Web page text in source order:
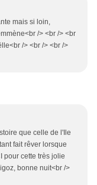
mais si loin,
/> <br /> <br
/> <br /> <br />
que celle de l'Ile
fait rêver lorsque
pour cette très jolie
bonne nuit<br />